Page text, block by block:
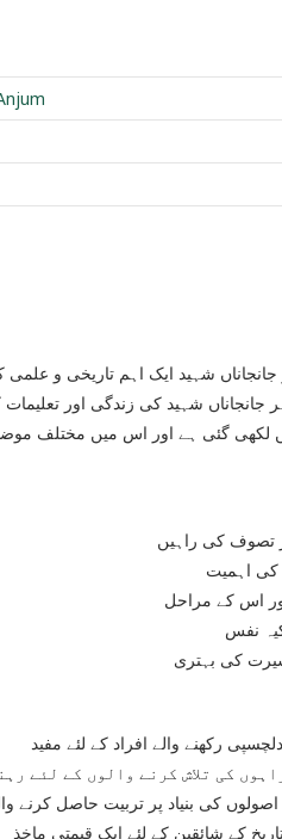
شہید ایک اہم تاریخی و
شہید کی زندگی اور
لکھی گئی ہے اور اس میں مختلف
تصوف کی راہیں
اہمیت
اس کے مراحل
نفس
کی بہتری
رکھنے والے افراد کے لئے مفید
کی تلاش کرنے والوں کے لئے
کی بنیاد پر تربیت حاصل کرنے
کے شائقین کے لئے ایک قیمتی ماخذ